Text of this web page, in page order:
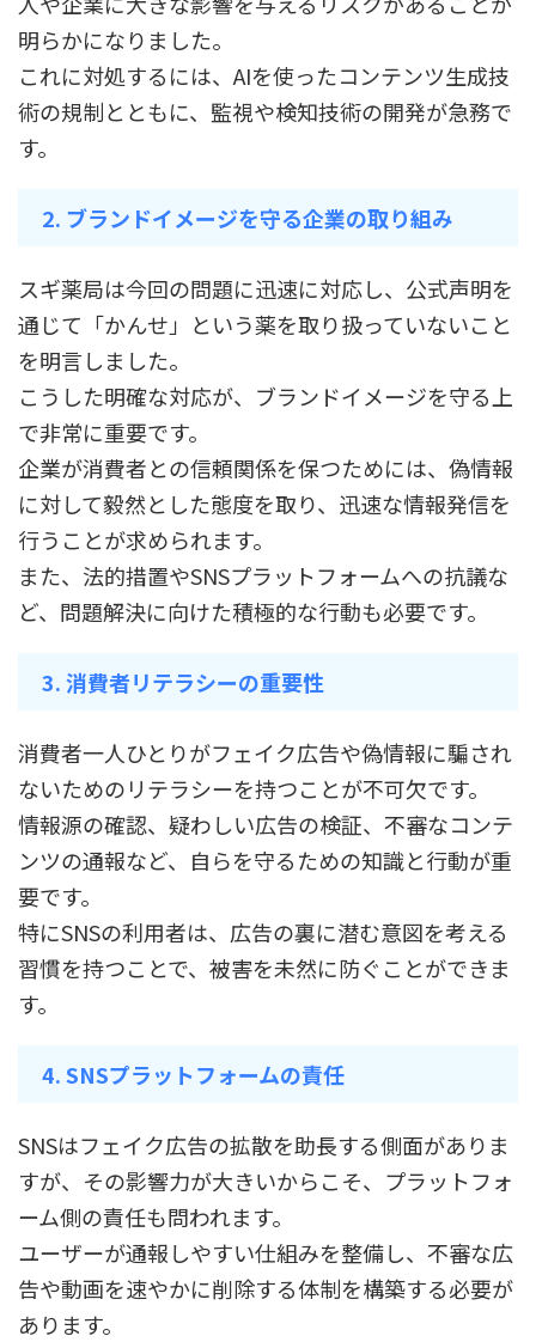
明らかになりました。
これに対処するには、AIを使ったコンテンツ生成技
術の規制とともに、監視や検知技術の開発が急務で
す。
2. ブランドイメージを守る企業の取り組み
スギ薬局は今回の問題に迅速に対応し、公式声明を
通じて「かんせ」という薬を取り扱っていないこと
を明言しました。
こうした明確な対応が、ブランドイメージを守る上
で非常に重要です。
企業が消費者との信頼関係を保つためには、偽情報
に対して毅然とした態度を取り、迅速な情報発信を
行うことが求められます。
また、法的措置やSNSプラットフォームへの抗議な
ど、問題解決に向けた積極的な行動も必要です。
3. 消費者リテラシーの重要性
消費者一人ひとりがフェイク広告や偽情報に騙され
ないためのリテラシーを持つことが不可欠です。
情報源の確認、疑わしい広告の検証、不審なコンテ
ンツの通報など、自らを守るための知識と行動が重
要です。
特にSNSの利用者は、広告の裏に潜む意図を考える
習慣を持つことで、被害を未然に防ぐことができま
す。
4. SNSプラットフォームの責任
SNSはフェイク広告の拡散を助長する側面がありま
すが、その影響力が大きいからこそ、プラットフォ
ーム側の責任も問われます。
ユーザーが通報しやすい仕組みを整備し、不審な広
告や動画を速やかに削除する体制を構築する必要が
あります。